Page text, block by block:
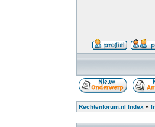
Rechtenforum.nl Index »